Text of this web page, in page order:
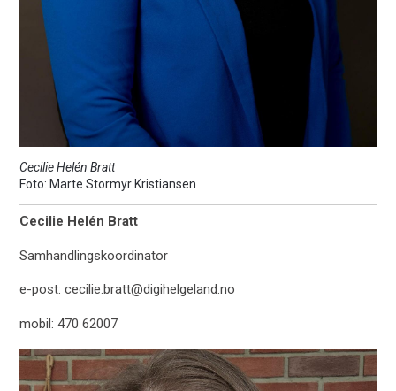
Cecilie Helén Bratt
Marte Stormyr Kristiansen
Cecilie Helén Bratt
Samhandlingskoordinator
e-post: cecilie.bratt@digihelgeland.no
mobil: 470 62007